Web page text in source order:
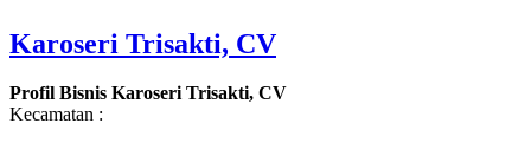
Karoseri Trisakti, CV
Profil Bisnis Karoseri Trisakti, CV
Kecamatan :